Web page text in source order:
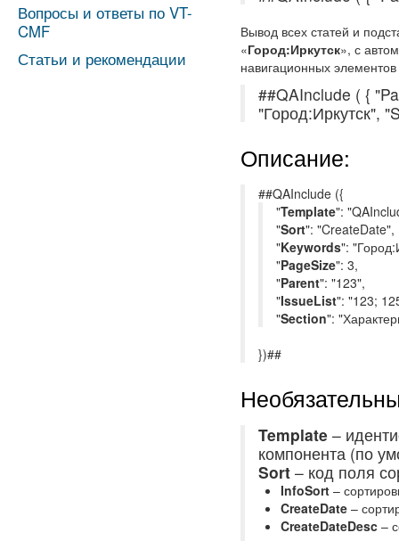
Вопросы и ответы по VT-
CMF
Статьи и рекомендации
Вывод всех статей и
«Город:Иркутск», с
навигационных
##QAInclude ( {
"Город:Иркутск",
Описание:
##QAInclude ({
"Template":
"Sort": "CreateDate",
"Keywords":
"PageSize": 3,
"Parent": "123",
"IssueList": "123;
"Section":
})##
Template –
компонента (по
Sort – код поля
InfoSort –
CreateDate –
CreateDateDesc –